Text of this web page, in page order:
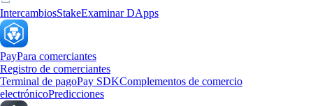
IntercambiosStakeExaminar DApps
PayPara comerciantes
Registro de comerciantes
Terminal de pagoPay SDKComplementos de comercio
electrónicoPredicciones